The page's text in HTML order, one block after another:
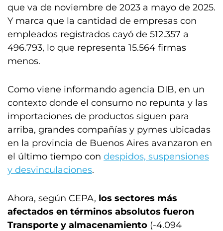
que va de noviembre de 2023 a mayo de 2025.
Y marca que la cantidad de empresas con
empleados registrados cayó de 512.357 a
496.793, lo que representa 15.564 firmas
menos.
Como viene informando agencia DIB, en un
contexto donde el consumo no repunta y las
importaciones de productos siguen para
arriba, grandes compañías y pymes ubicadas
en la provincia de Buenos Aires avanzaron en
el último tiempo con despidos, suspensiones
y desvinculaciones.
Ahora, según CEPA, los sectores más
afectados en términos absolutos fueron
Transporte y almacenamiento (-4.094